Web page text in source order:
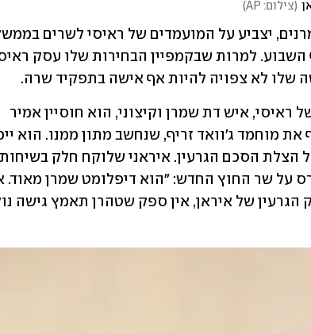
(צילום: AP )
שלו לא צפויה להיות אף אישה בתפקיד שרה.